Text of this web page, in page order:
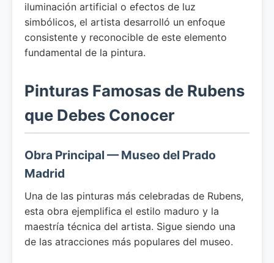
iluminación artificial o efectos de luz
simbólicos, el artista desarrolló un enfoque
consistente y reconocible de este elemento
fundamental de la pintura.
Pinturas Famosas de Rubens
que Debes Conocer
Obra Principal — Museo del Prado
Madrid
Una de las pinturas más celebradas de Rubens,
esta obra ejemplifica el estilo maduro y la
maestría técnica del artista. Sigue siendo una
de las atracciones más populares del museo.